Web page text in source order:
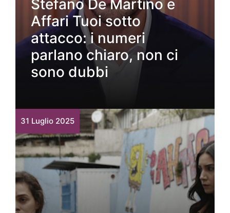
Stefano De Martino e
Affari Tuoi sotto
attacco: i numeri
parlano chiaro, non ci
sono dubbi
31 Luglio 2025